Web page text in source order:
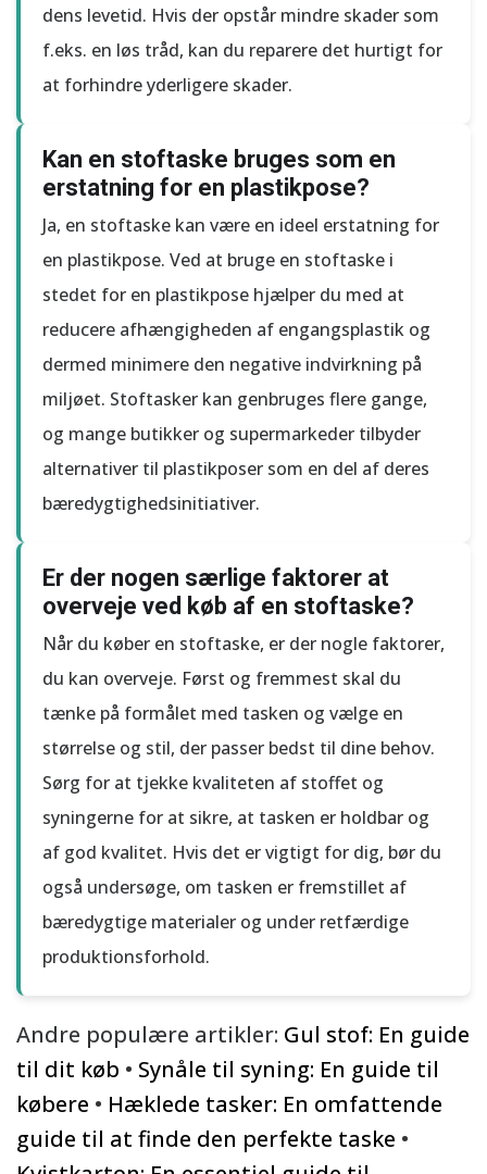
dens levetid. Hvis der opstår mindre skader som
f.eks. en løs tråd, kan du reparere det hurtigt for
at forhindre yderligere skader.
Kan en stoftaske bruges som en
erstatning for en plastikpose?
Ja, en stoftaske kan være en ideel erstatning for
en plastikpose. Ved at bruge en stoftaske i
stedet for en plastikpose hjælper du med at
reducere afhængigheden af engangsplastik og
dermed minimere den negative indvirkning på
miljøet. Stoftasker kan genbruges flere gange,
og mange butikker og supermarkeder tilbyder
alternativer til plastikposer som en del af deres
bæredygtighedsinitiativer.
Er der nogen særlige faktorer at
overveje ved køb af en stoftaske?
Når du køber en stoftaske, er der nogle faktorer,
du kan overveje. Først og fremmest skal du
tænke på formålet med tasken og vælge en
størrelse og stil, der passer bedst til dine behov.
Sørg for at tjekke kvaliteten af stoffet og
syningerne for at sikre, at tasken er holdbar og
af god kvalitet. Hvis det er vigtigt for dig, bør du
også undersøge, om tasken er fremstillet af
bæredygtige materialer og under retfærdige
produktionsforhold.
Andre populære artikler: Gul stof: En guide
til dit køb • Synåle til syning: En guide til
købere • Hæklede tasker: En omfattende
guide til at finde den perfekte taske •